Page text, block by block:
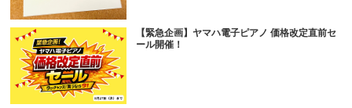
【緊急企画】ヤマハ電子ピアノ 価格改定直前セ
ール開催！